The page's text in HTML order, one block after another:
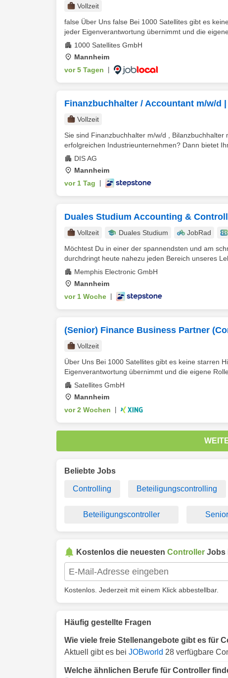
Vollzeit
false Über Uns false Bei 1000 Satellites gibt es
jeder Eigenverantwortung übernimmt und die eigene
1000 Satellites GmbH
Mannheim
vor 5 Tagen
Finanzbuchhalter / Accountant m/w/d
Vollzeit
Sie sind Finanzbuchhalter m/w/d ,
erfolgreichen Industrieunternehmen? Dann bietet
DIS AG
Mannheim
vor 1 Tag
Duales Studium Accounting &
Vollzeit Duales Studium JobRad
Möchtest Du in einer der spannendsten und am
durchdringt heute nahezu jeden Bereich unseres
Memphis Electronic GmbH
Mannheim
vor 1 Woche
(Senior) Finance Business Partner
Vollzeit
Über Uns Bei 1000 Satellites gibt es keine starren
Eigenverantwortung übernimmt und die eigene
Satellites GmbH
Mannheim
vor 2 Wochen
Beliebte Jobs
Controlling Beteiligungscontrolling
Beteiligungscontroller
Kostenlos die neuesten Controller Jobs
Kostenlos. Jederzeit mit einem Klick abbestellbar.
Häufig gestellte Fragen
Wie viele freie Stellenangebote gibt es für
Aktuell gibt es bei JOBworld 28 verfügbare
Welche ähnlichen Berufe für Controller